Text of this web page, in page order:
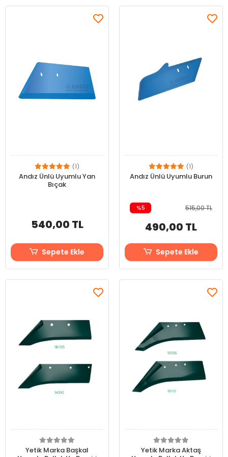
(1)
Andız Ünlü Uyumlu Yan
Bıçak
540,00 TL
Sepete Ekle
(1)
Andız Ünlü Uyumlu Burun
%5 515,00 TL
490,00 TL
Sepete Ekle
Yetik Marka Başkal
Yetik Marka Aktaş